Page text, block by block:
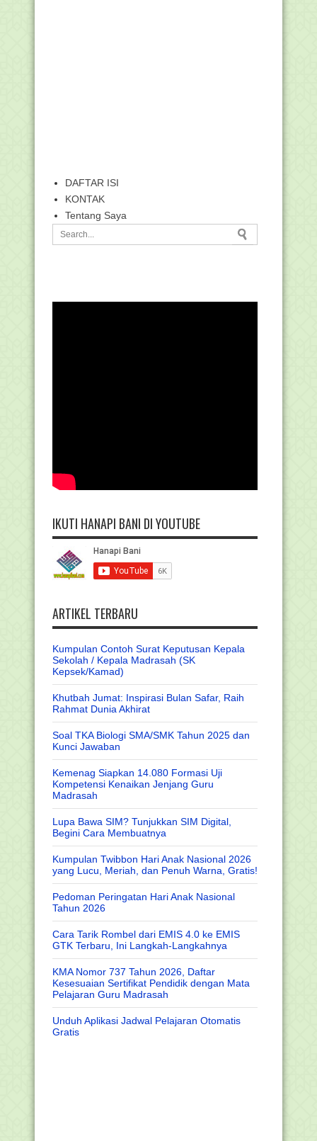
DAFTAR ISI
KONTAK
Tentang Saya
IKUTI HANAPI BANI DI YOUTUBE
ARTIKEL TERBARU
Kumpulan Contoh Surat Keputusan Kepala
Sekolah / Kepala Madrasah (SK
Kepsek/Kamad)
Khutbah Jumat: Inspirasi Bulan Safar, Raih
Rahmat Dunia Akhirat
Soal TKA Biologi SMA/SMK Tahun 2025 dan
Kunci Jawaban
Kemenag Siapkan 14.080 Formasi Uji
Kompetensi Kenaikan Jenjang Guru
Madrasah
Lupa Bawa SIM? Tunjukkan SIM Digital,
Begini Cara Membuatnya
Kumpulan Twibbon Hari Anak Nasional 2026
yang Lucu, Meriah, dan Penuh Warna, Gratis!
Pedoman Peringatan Hari Anak Nasional
Tahun 2026
Cara Tarik Rombel dari EMIS 4.0 ke EMIS
GTK Terbaru, Ini Langkah-Langkahnya
KMA Nomor 737 Tahun 2026, Daftar
Kesesuaian Sertifikat Pendidik dengan Mata
Pelajaran Guru Madrasah
Unduh Aplikasi Jadwal Pelajaran Otomatis
Gratis